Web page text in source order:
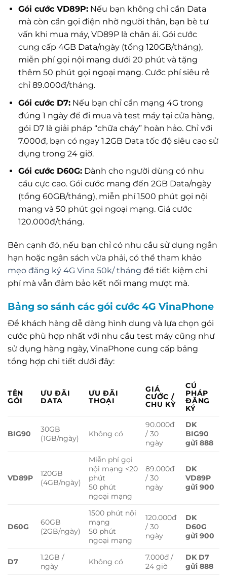
Gói cước VD89P:Nếu bạn không chỉ cần Data
mà còn cần gọi điện nhờ người thân, bạn bè tư
vấn khi mua máy, VD89P là chân ái. Gói cước
cung cấp 4GB Data/ngày (tổng 120GB/tháng),
miễn phí gọi nội mạng dưới 20 phút và tặng
thêm 50 phút gọi ngoại mạng. Cước phí siêu rẻ
chỉ 89.000đ/tháng.
Gói cước D7:Nếu bạn chỉ cần mạng 4G trong
đúng 1 ngày để đi mua và test máy tại cửa hàng,
gói D7 là giải pháp “chữa cháy” hoàn hảo. Chỉ với
7.000đ, bạn có ngay 1.2GB Data tốc độ siêu cao sử
dụng trong 24 giờ.
Gói cước D60G:Dành cho người dùng có nhu
cầu cực cao. Gói cước mang đến 2GB Data/ngày
(tổng 60GB/tháng), miễn phí 1500 phút gọi nội
mạng và 50 phút gọi ngoại mạng. Giá cước
120.000đ/tháng.
Bên cạnh đó, nếu bạn chỉ có nhu cầu sử dụng ngắn
hạn hoặc ngân sách vừa phải, có thể tham khảo
mẹo đăng ký 4G Vina 50k/ tháng để tiết kiệm chi
phí mà vẫn đảm bảo kết nối mạng mượt mà.
Bảng so sánh các gói cước 4G VinaPhone
Để khách hàng dễ dàng hình dung và lựa chọn gói
cước phù hợp nhất với nhu cầu test máy cũng như
sử dụng hàng ngày, VinaPhone cung cấp bảng
tổng hợp chi tiết dưới đây:
TÊN
GÓI
ƯU ĐÃI
DATA
ƯU ĐÃI
THOẠI
GIÁ
CƯỚC /
CHU KỲ
CÚ
PHÁP
ĐĂNG
KÝ
BIG90
30GB
(1GB/ngày)
Không có
90.000đ
/ 30
ngày
DK
BIG90
gửi 888
VD89P
120GB
(4GB/ngày)
Miễn phí gọi
nội mạng <20
phút
50 phút
ngoại mạng
89.000đ
/ 30
ngày
DK
VD89P
gửi 900
D60G
60GB
(2GB/ngày)
1500 phút nội
mạng
50 phút
ngoại mạng
120.000đ
/ 30
ngày
DK
D60G
gửi 900
D7
1.2GB /
ngày
Không có
7.000đ /
24 giờ
DK D7
gửi 888